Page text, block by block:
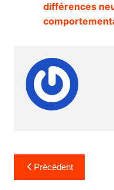
différences
Navigation
de
Précédent